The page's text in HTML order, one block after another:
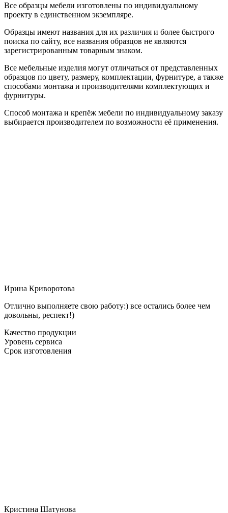
Все образцы мебели изготовлены по индивидуальному
проекту в единственном экземпляре.
Образцы имеют названия для их различия и более быстрого
поиска по сайту, все названия образцов не являются
зарегистрированным товарным знаком.
Все мебельные изделия могут отличаться от представленных
образцов по цвету, размеру, комплектации, фурнитуре, а также
способами монтажа и производителями комплектующих и
фурнитуры.
Способ монтажа и крепёж мебели по индивидуальному заказу
выбирается производителем по возможности её применения.
Ирина Криворотова
Отлично выполняете свою работу:) все остались более чем
довольны, респект!)
Качество продукции
Уровень сервиса
Срок изготовления
Кристина Шатунова